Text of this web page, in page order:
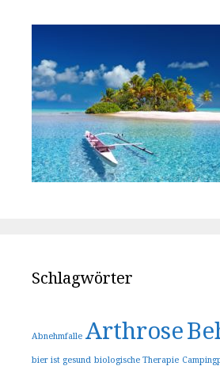
Schlagwörter
Abnehmfalle Arthrose
bier ist gesund biologische Therapie